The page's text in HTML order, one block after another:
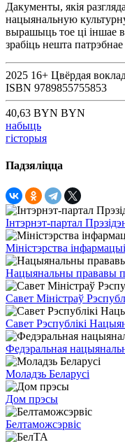
Дакументы, якія
нацыянальную
вырашыць тое ці іншае
зрабіць нешта
2025 16+ Цвёрдая
ISBN 9789855755853
40,63 BYN BYN
набыць
гісторыя
Падзяліцца
Інтэрнэт-партал
Міністэрства
Нацыянальны прававы
Савет Міністраў
Савет Рэспублікі
Федэральная
Моладзь Беларусі
Дом прэсы
Белтаможсэрвіс